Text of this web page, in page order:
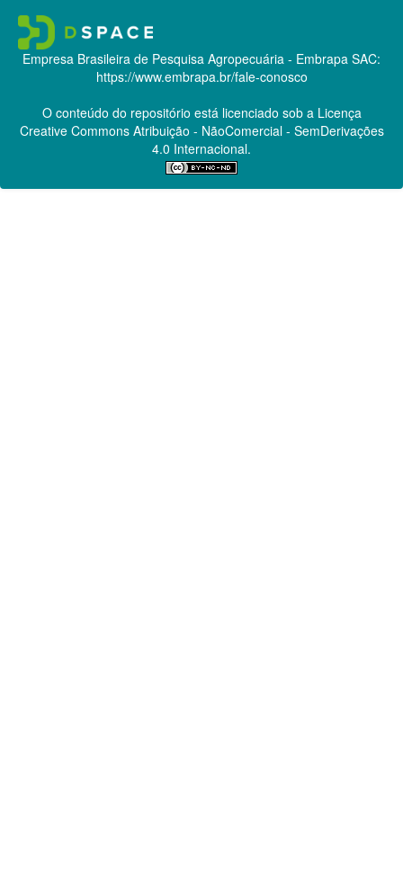
Empresa Brasileira de Pesquisa Agropecuária - Embrapa SAC:
https://www.embrapa.br/fale-conosco
O conteúdo do repositório está licenciado sob a Licença
Creative CommonsAtribuição - NãoComercial - SemDerivações
4.0 Internacional.